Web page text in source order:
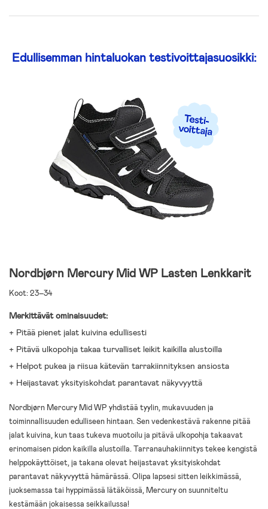
Edullisemman hintaluokan testivoittajasuosikki:
Nordbjørn Mercury Mid WP Lasten Lenkkarit
Koot: 23–34
Merkittävät ominaisuudet:
+ Pitää pienet jalat kuivina edullisesti
+ Pitävä ulkopohja takaa turvalliset leikit kaikilla alustoilla
+ Helpot pukea ja riisua kätevän tarrakiinnityksen ansiosta
+ Heijastavat yksityiskohdat parantavat näkyvyyttä
Nordbjørn Mercury Mid WP yhdistää tyylin, mukavuuden ja
toiminnallisuuden edulliseen hintaan. Sen vedenkestävä rakenne pitää
jalat kuivina, kun taas tukeva muotoilu ja pitävä ulkopohja takaavat
erinomaisen pidon kaikilla alustoilla. Tarranauhakiinnitys tekee kengistä
helppokäyttöiset, ja takana olevat heijastavat yksityiskohdat
parantavat näkyvyyttä hämärässä. Olipa lapsesi sitten leikkimässä,
juoksemassa tai hyppimässä lätäköissä, Mercury on suunniteltu
kestämään jokaisessa seikkailussa!